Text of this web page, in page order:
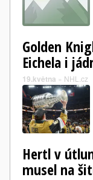
Golden
Eichela i
19.května » NHL.cz
Hertl v
musel na